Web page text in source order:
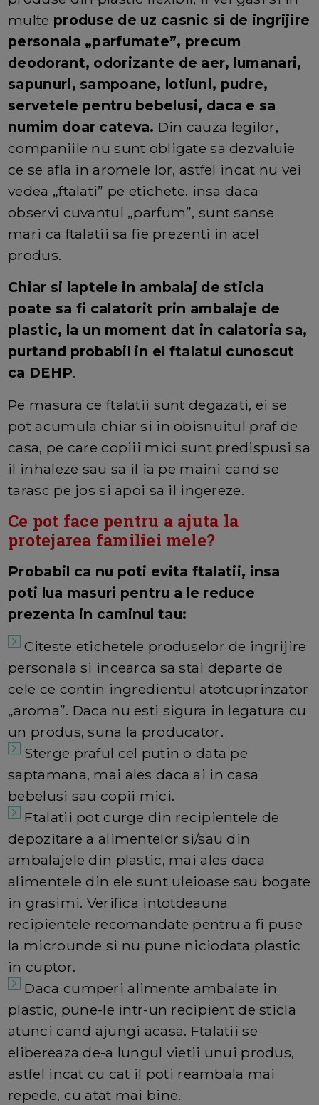
multe produse de uz casnic si de ingrijire
personala „parfumate”, precum
deodorant, odorizante de aer, lumanari,
sapunuri, sampoane, lotiuni, pudre,
servetele pentru bebelusi, daca e sa
numim doar cateva. Din cauza legilor,
companiile nu sunt obligate sa dezvaluie
ce se afla in aromele lor, astfel incat nu vei
vedea „ftalati” pe etichete. insa daca
observi cuvantul „parfum”, sunt sanse
mari ca ftalatii sa fie prezenti in acel
produs.
Chiar si laptele in ambalaj de sticla
poate sa fi calatorit prin ambalaje de
plastic, la un moment dat in calatoria sa,
purtand probabil in el ftalatul cunoscut
ca DEHP.
Pe masura ce ftalatii sunt degazati, ei se
pot acumula chiar si in obisnuitul praf de
casa, pe care copiii mici sunt predispusi sa
il inhaleze sau sa il ia pe maini cand se
tarasc pe jos si apoi sa il ingereze.
Ce pot face pentru a ajuta la
protejarea familiei mele?
Probabil ca nu poti evita ftalatii, insa
poti lua masuri pentru a le reduce
prezenta in caminul tau:
Citeste etichetele produselor de ingrijire
personala si incearca sa stai departe de
cele ce contin ingredientul atotcuprinzator
„aroma”. Daca nu esti sigura in legatura cu
un produs, suna la producator.
Sterge praful cel putin o data pe
saptamana, mai ales daca ai in casa
bebelusi sau copii mici.
Ftalatii pot curge din recipientele de
depozitare a alimentelor si/sau din
ambalajele din plastic, mai ales daca
alimentele din ele sunt uleioase sau bogate
in grasimi. Verifica intotdeauna
recipientele recomandate pentru a fi puse
la microunde si nu pune niciodata plastic
in cuptor.
Daca cumperi alimente ambalate in
plastic, pune-le intr-un recipient de sticla
atunci cand ajungi acasa. Ftalatii se
elibereaza de-a lungul vietii unui produs,
astfel incat cu cat il poti reambala mai
repede, cu atat mai bine.